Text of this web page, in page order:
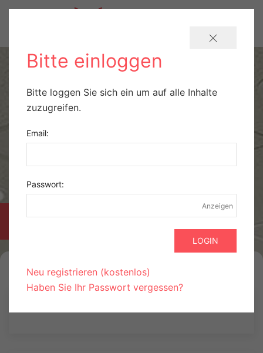
PRAXISBÖRSE
Bitte einloggen
Bitte loggen Sie sich ein um auf alle Inhalte
zuzugreifen.
Email:
Passwort:
Anzeigen
Neu registrieren (kostenlos)
Haben Sie Ihr Passwort vergessen?